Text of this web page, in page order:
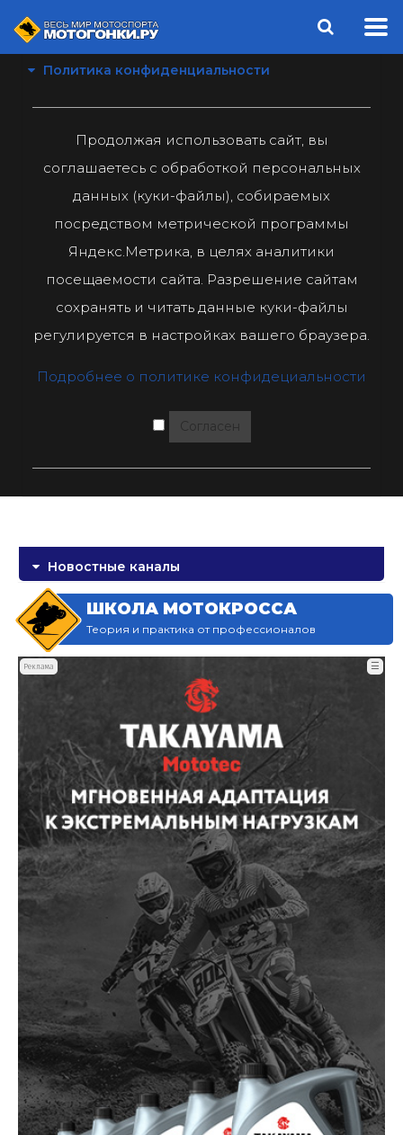
Политика конфиденциальности
Продолжая использовать сайт, вы
соглашаетесь с обработкой персональных
данных (куки-файлы), собираемых
посредством метрической программы
Яндекс.Метрика, в целях аналитики
посещаемости сайта. Разрешение сайтам
сохранять и читать данные куки-файлы
регулируется в настройках вашего браузера.
Подробнее о политике конфидециальности
Согласен
Новостные каналы
ШКОЛА МОТОКРОССА
Теория и практика от профессионалов
Реклама ☰